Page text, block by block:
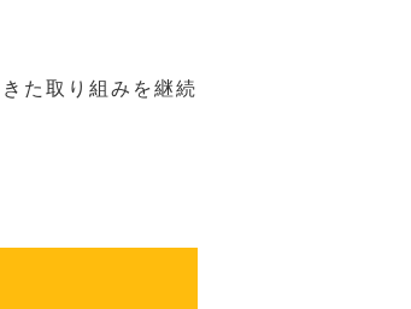
た取り組みを継続